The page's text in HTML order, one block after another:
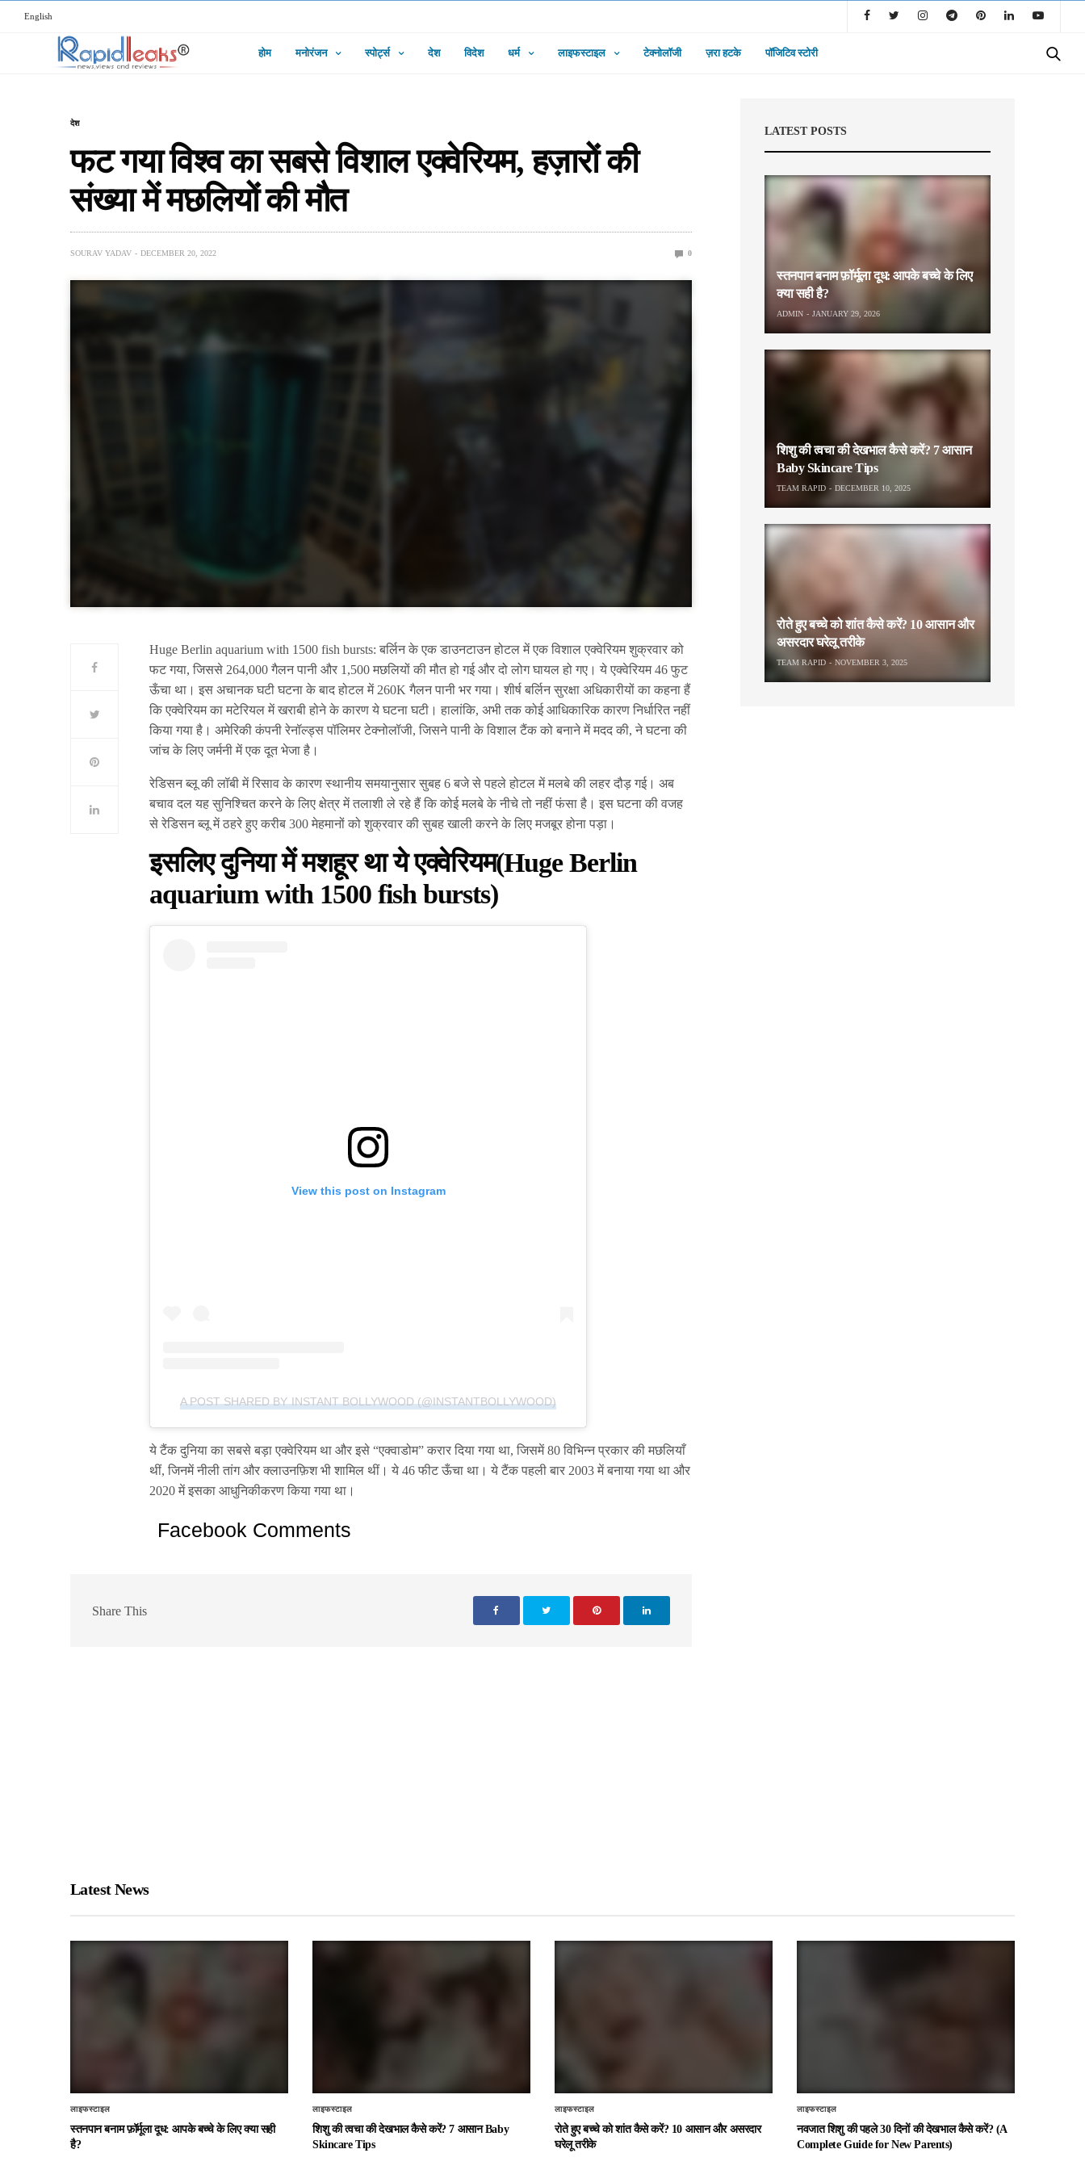
English
होम मनोरंजन स्पोर्ट्स देश विदेश धर्म लाइफस्टाइल टेक्नोलॉजी ज़रा हटके पॉजिटिव स्टोरी
देश
फट गया विश्व का सबसे विशाल एक्वेरियम, हज़ारों की
संख्या में मछलियों की मौत
SOURAV YADAV DECEMBER 20, 2022 0
Huge Berlin aquarium with 1500 fish bursts: बर्लिन के एक डाउनटाउन होटल में एक विशाल एक्वेरियम शुक्रवार को
फट गया, जिससे 264,000 गैलन पानी और 1,500 मछलियों की मौत हो गई और दो लोग घायल हो गए। ये एक्वेरियम 46 फुट
ऊँचा था। इस अचानक घटी घटना के बाद होटल में 260K गैलन पानी भर गया। शीर्ष बर्लिन सुरक्षा अधिकारीयों का कहना हैं
कि एक्वेरियम का मटेरियल में खराबी होने के कारण ये घटना घटी। हालांकि, अभी तक कोई आधिकारिक कारण निर्धारित नहीं
किया गया है। अमेरिकी कंपनी रेनॉल्ड्स पॉलिमर टेक्नोलॉजी, जिसने पानी के विशाल टैंक को बनाने में मदद की, ने घटना की
जांच के लिए जर्मनी में एक दूत भेजा है।
रेडिसन ब्लू की लॉबी में रिसाव के कारण स्थानीय समयानुसार सुबह 6 बजे से पहले होटल में मलबे की लहर दौड़ गई। अब
बचाव दल यह सुनिश्चित करने के लिए क्षेत्र में तलाशी ले रहे हैं कि कोई मलबे के नीचे तो नहीं फंसा है। इस घटना की वजह
से रेडिसन ब्लू में ठहरे हुए करीब 300 मेहमानों को शुक्रवार की सुबह खाली करने के लिए मजबूर होना पड़ा।
इसलिए दुनिया में मशहूर था ये एक्वेरियम(Huge Berlin
aquarium with 1500 fish bursts)
View this post on Instagram
A POST SHARED BY INSTANT BOLLYWOOD (@INSTANTBOLLYWOOD)
ये टैंक दुनिया का सबसे बड़ा एक्वेरियम था और इसे “एक्वाडोम” करार दिया गया था, जिसमें 80 विभिन्न प्रकार की मछलियाँ
थीं, जिनमें नीली तांग और क्लाउनफ़िश भी शामिल थीं। ये 46 फीट ऊँचा था। ये टैंक पहली बार 2003 में बनाया गया था और
2020 में इसका आधुनिकीकरण किया गया था।
Facebook Comments
Share This
LATEST POSTS
स्तनपान बनाम फ़ॉर्मूला दूध: आपके बच्चे के लिए
क्या सही है?
ADMIN JANUARY 29, 2026
शिशु की त्वचा की देखभाल कैसे करें? 7 आसान
Baby Skincare Tips
TEAM RAPID DECEMBER 10, 2025
रोते हुए बच्चे को शांत कैसे करें? 10 आसान और
असरदार घरेलू तरीके
TEAM RAPID NOVEMBER 3, 2025
Latest News
लाइफस्टाइल
स्तनपान बनाम फ़ॉर्मूला दूध: आपके बच्चे के लिए क्या सही
है?
लाइफस्टाइल
शिशु की त्वचा की देखभाल कैसे करें? 7 आसान Baby
Skincare Tips
लाइफस्टाइल
रोते हुए बच्चे को शांत कैसे करें? 10 आसान और असरदार
घरेलू तरीके
लाइफस्टाइल
नवजात शिशु की पहले 30 दिनों की देखभाल कैसे करें? (A
Complete Guide for New Parents)